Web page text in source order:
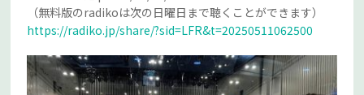
（無料版のradikoは次の日曜日まで聴くことができます）
https://radiko.jp/share/?sid=LFR&t=20250511062500